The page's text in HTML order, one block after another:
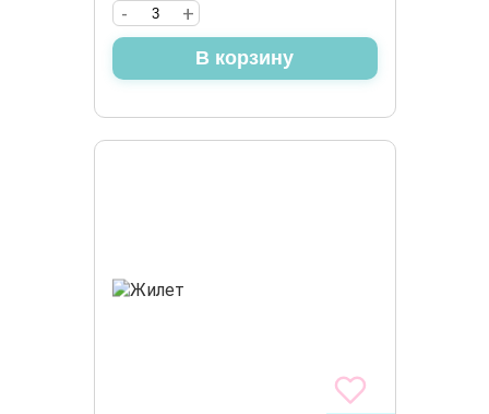
+
-
В корзину